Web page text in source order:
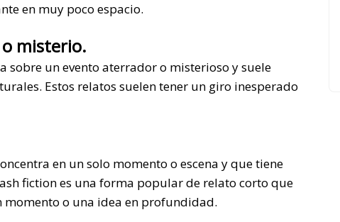
en muy poco espacio.
misterio.
sobre un evento aterrador o misterioso y suele
Estos relatos suelen tener un giro inesperado
en un solo momento o escena y que tiene
fiction es una forma popular de relato corto que
o una idea en profundidad.